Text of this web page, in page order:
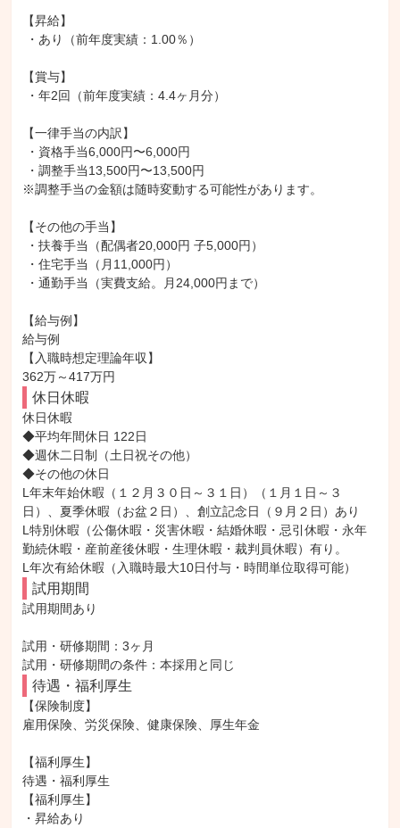
【昇給】
【賞与】
【一律手当の内訳】
※調整手当の金額は随時変動する可能性があります。
【その他の手当】
【給与例】
給与例
【入職時想定理論年収】
362万～417万円
休日休暇
休日休暇
◆平均年間休日 122日
◆週休二日制（土日祝その他）
◆その他の休日
L年末年始休暇（１２月３０日～３１日）（１月１日～３
日）、夏季休暇（お盆２日）、創立記念日（９月２日）あり
L特別休暇（公傷休暇・災害休暇・結婚休暇・忌引休暇・永年
勤続休暇・産前産後休暇・生理休暇・裁判員休暇）有り。
L年次有給休暇（入職時最大10日付与・時間単位取得可能）
試用期間
試用期間あり
試用・研修期間：3ヶ月
待遇・福利厚生
【保険制度】
雇用保険、労災保険、健康保険、厚生年金
【福利厚生】
待遇・福利厚生
【福利厚生】
・昇給あり